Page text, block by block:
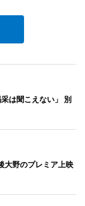
は聞こえない」 別
大野のプレミア上映